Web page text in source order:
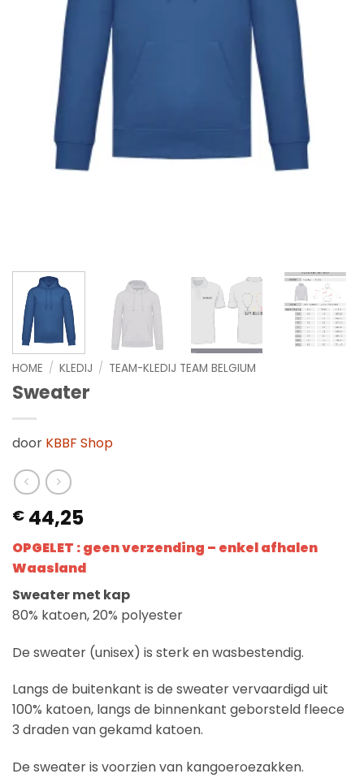
HOME / KLEDIJ / TEAM-KLEDIJ TEAM BELGIUM
Sweater
door KBBF Shop
€ 44,25
OPGELET : geen verzending – enkel afhalen
Waasland
Sweater met kap
80% katoen, 20% polyester
De sweater (unisex) is sterk en wasbestendig.
Langs de buitenkant is de sweater vervaardigd uit
100% katoen, langs de binnenkant geborsteld fleece
3 draden van gekamd katoen.
De sweater is voorzien van kangoeroezakken.